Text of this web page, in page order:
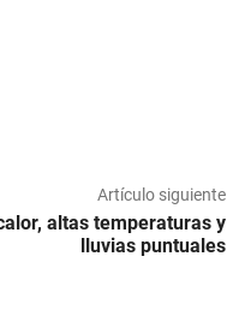
Artículo siguiente
altas temperaturas y
lluvias puntuales